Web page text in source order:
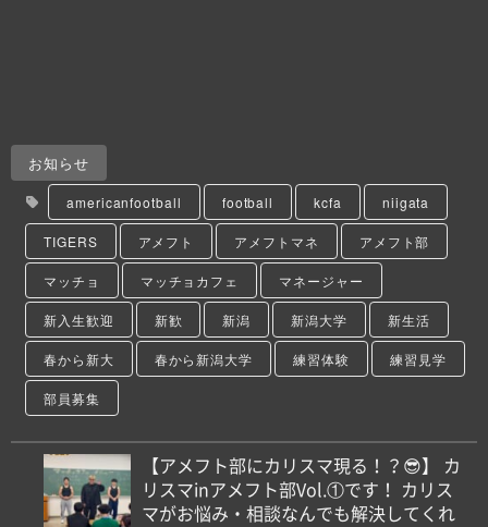
お知らせ
americanfootball football kcfa niigata
TIGERS アメフト アメフトマネ アメフト部
マッチョ マッチョカフェ マネージャー
新入生歓迎 新歓 新潟 新潟大学 新生活
春から新大 春から新潟大学 練習体験 練習見学
部員募集
【アメフト部にカリスマ現る！？😎】 カ
リスマinアメフト部Vol.①です！ カリス
マがお悩み・相談なんでも解決してくれ